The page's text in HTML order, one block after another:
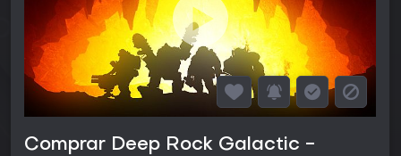
Comprar Deep Rock Galactic -